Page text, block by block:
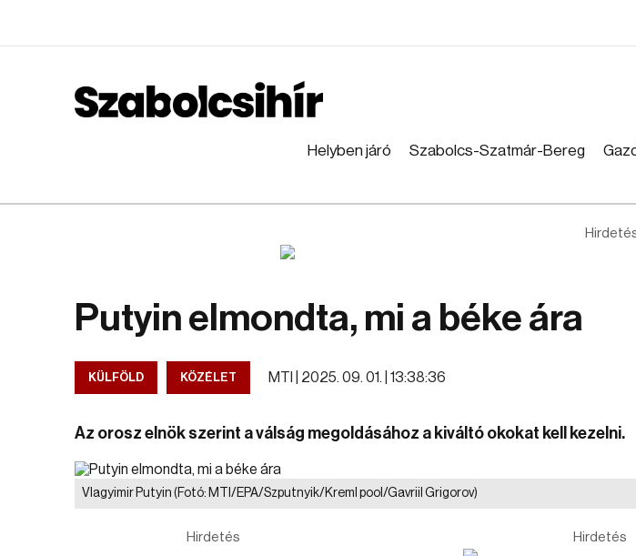
Helyben járó Szabolcs-Szatmár-Bereg
Putyin elmondta, mi a béke ára
KÜLFÖLD KÖZÉLET MTI | 2025. 09. 01. | 13:38:36
Az orosz elnök szerint a válság megoldásához a kiváltó okokat kell kezelni.
Vlagyimir Putyin (Fotó: MTI/EPA/Szputnyik/Kreml pool/Gavriil Grigorov)
Hirdetés Hirdetés